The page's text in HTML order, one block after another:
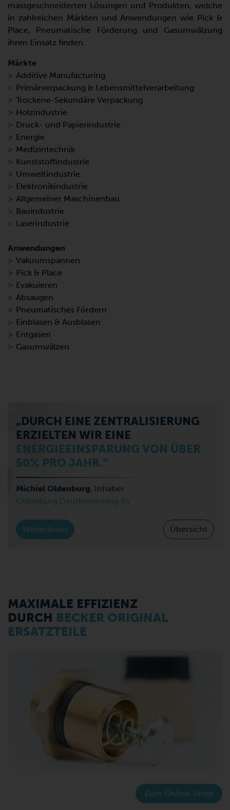
massgeschneiderten Lösungen und Produkten, welche
in zahlreichen Märkten und Anwendungen wie Pick &
Place, Pneumatische Förderung und Gasumwälzung
ihren Einsatz finden.
Märkte
Additive Manufacturing
Primärverpackung & Lebensmittelverarbeitung
Trockene-Sekundäre Verpackung
Holzindustrie
Druck- und Papierindustrie
Energie
Medizintechnik
Kunststoffindustrie
Umweltindustrie
Elektronikindustrie
Allgemeiner Maschinenbau
Bauindustrie
Laserindustrie
Anwendungen
Vakuumspannen
Pick & Place
Evakuieren
Absaugen
Pneumatisches Fördern
Einblasen & Ausblasen
Entgasen
Gasumwälzen
„DURCH EINE ZENTRALISIERUNG
ERZIELTEN WIR EINE
ENERGIEEINSPARUNG VON ÜBER
50% PRO JAHR.“
Michiel Oldenburg, Inhaber
Oldenburg Deurbewerking BV
Weiterlesen Übersicht
MAXIMALE EFFIZIENZ
DURCH BECKER ORIGINAL
ERSATZTEILE
Zum Online-Shop